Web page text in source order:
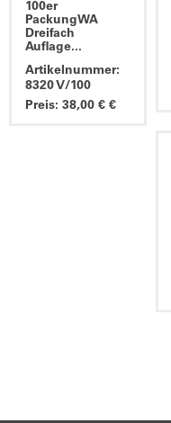
100er
PackungWA
Dreifach
Auflage...
Artikelnummer:
8320 V/100
Preis: 38,00 € €